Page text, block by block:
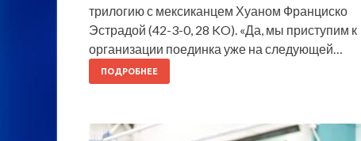
трилогию с мексиканцем Хуаном Франциско
Эстрадой (42-3-0, 28 KO). «Да, мы приступим к
организации поединка уже на следующей…
ПОДРОБНЕЕ